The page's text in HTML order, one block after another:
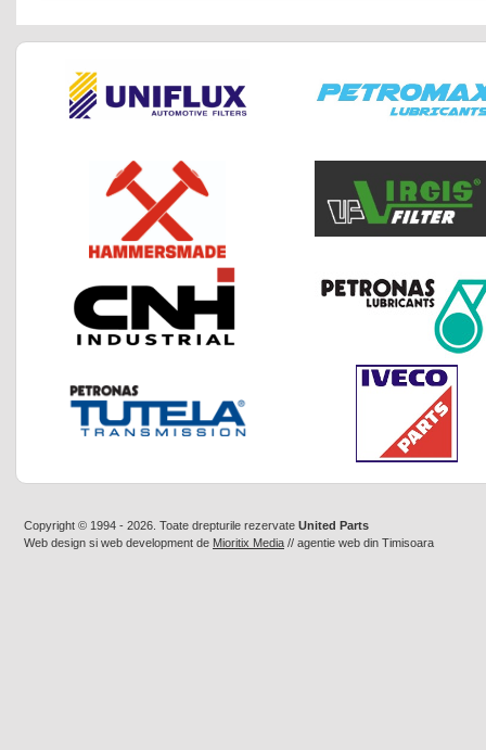
Copyright © 1994 - 2026. Toate drepturile rezervate United Parts
Web design si web development de Mioritix Media // agentie web din Timisoara